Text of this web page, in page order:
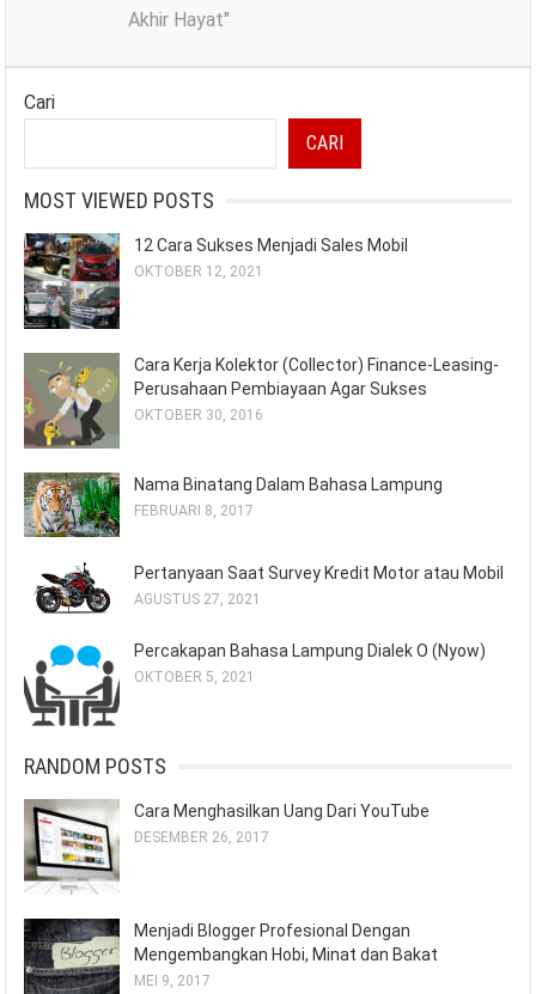
Akhir Hayat"
Cari
CARI
MOST VIEWED POSTS
12 Cara Sukses Menjadi Sales Mobil
OKTOBER 12, 2021
Cara Kerja Kolektor (Collector) Finance-Leasing-
Perusahaan Pembiayaan Agar Sukses
OKTOBER 30, 2016
Nama Binatang Dalam Bahasa Lampung
FEBRUARI 8, 2017
Pertanyaan Saat Survey Kredit Motor atau Mobil
AGUSTUS 27, 2021
Percakapan Bahasa Lampung Dialek O (Nyow)
OKTOBER 5, 2021
RANDOM POSTS
Cara Menghasilkan Uang Dari YouTube
DESEMBER 26, 2017
Menjadi Blogger Profesional Dengan
Mengembangkan Hobi, Minat dan Bakat
MEI 9, 2017